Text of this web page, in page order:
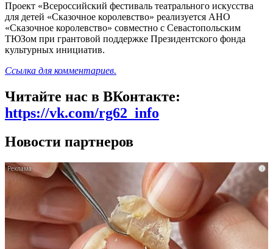
Проект «Всероссийский фестиваль театрального искусства
для детей «Сказочное королевство» реализуется АНО
«Сказочное королевство» совместно с Севастопольским
ТЮЗом при грантовой поддержке Президентского фонда
культурных инициатив.
Ссылка для комментариев.
Читайте нас в ВКонтакте:
https://vk.com/rg62_info
Новости партнеров
i